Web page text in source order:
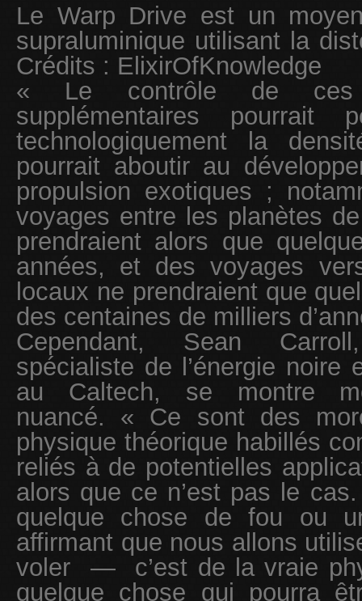
Le Warp Drive est un
supraluminique utilisant la
Crédits : ElixirOfKnowledge
« Le contrôle de ces
supplémentaires pourrait
technologiquement la
pourrait aboutir au
propulsion exotiques ;
voyages entre les planètes
prendraient alors que
années, et des voyages
locaux ne prendraient que
des centaines de milliers
Cependant, Sean
spécialiste de l’énergie noire
au Caltech, se montre
nuancé. « Ce sont des
physique théorique habillés
reliés à de potentielles
alors que ce n’est pas le
quelque chose de fou ou
affirmant que nous allons
voler — c’est de la vraie
quelque chose qui pourra